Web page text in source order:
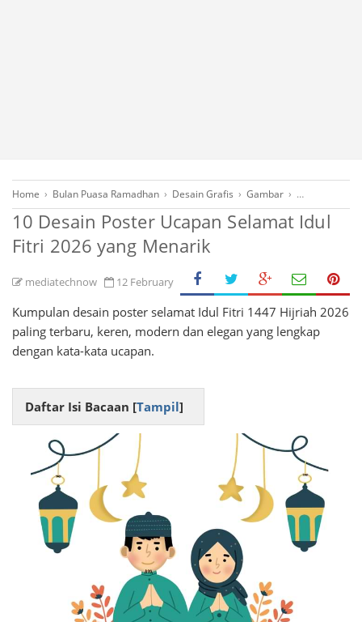
Home › Bulan Puasa Ramadhan › Desain Grafis › Gambar › Gambar
10 Desain Poster Ucapan Selamat Idul
Fitri 2026 yang Menarik
mediatechnow 12 February
Kumpulan desain poster selamat Idul Fitri 1447 Hijriah 2026
paling terbaru, keren, modern dan elegan yang lengkap
dengan kata-kata ucapan.
Daftar Isi Bacaan [Tampil]